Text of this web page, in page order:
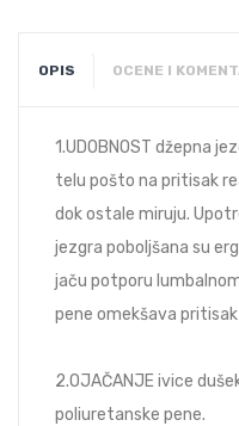
OPIS OCENE I
1.UDOBNOST džepna
telu pošto na pritisak
dok ostale miruju.
jezgra poboljšana su
jaču potporu
pene omekšava
2.OJAČANJE ivice
poliuretanske pene.